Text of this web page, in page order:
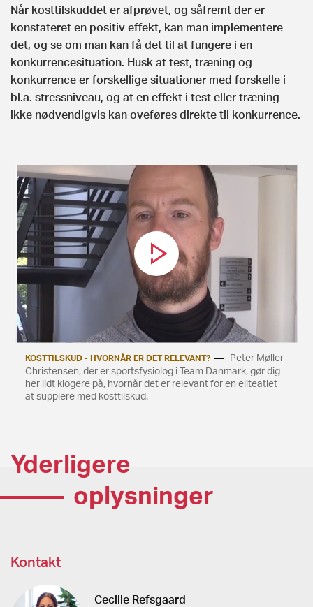
Når kosttilskuddet er afprøvet, og såfremt der er
konstateret en positiv effekt, kan man implementere
det, og se om man kan få det til at fungere i en
konkurrencesituation. Husk at test, træning og
konkurrence er forskellige situationer med forskelle i
bl.a. stressniveau, og at en effekt i test eller træning
ikke nødvendigvis kan oveføres direkte til konkurrence.
KOSTTILSKUD - HVORNÅR ER DET RELEVANT?
Peter Møller
Christensen, der er sportsfysiolog i Team Danmark, gør dig
her lidt klogere på, hvornår det er relevant for en eliteatlet
at supplere med kosttilskud.
Yderligere
oplysninger
Kontakt
Cecilie Refsgaard